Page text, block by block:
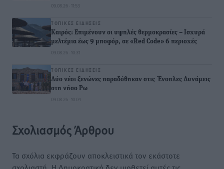
09.08.26 · 11:53
ΤΟΠΙΚΈΣ ΕΙΔΉΣΕΙΣ
Καιρός: Επιμένουν οι υψηλές θερμοκρασίες – Ισχυρά
μελτέμια έως 9 μποφόρ, σε «Red Code» 6 περιοχές
09.08.26 · 10:31
ΤΟΠΙΚΈΣ ΕΙΔΉΣΕΙΣ
Δύο νέοι ξενώνες παραδόθηκαν στις Ένοπλες Δυνάμεις
στη νήσο Ρω
09.08.26 · 10:04
Σχολιασμός Άρθρου
Τα σχόλια εκφράζουν αποκλειστικά τον εκάστοτε